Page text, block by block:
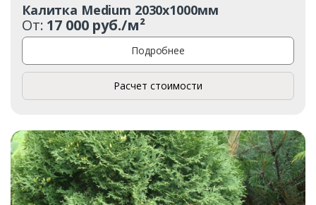
Калитка Medium 2030х1000мм
От: 17 000 руб./м²
Подробнее
Расчет стоимости